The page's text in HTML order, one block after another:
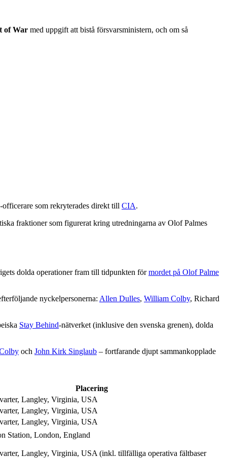
of War med uppgift att bistå försvarsministern, och om så
som rekryterades direkt till CIA.
fraktioner som figurerat kring utredningarna av Olof Palmes
dolda operationer fram till tidpunkten förmordet på Olof Palme
nyckelpersonerna: Allen Dulles, William Colby, Richard
Stay Behind-nätverket (inklusive den svenska grenen), dolda
och John Kirk Singlaub – fortfarande djupt sammankopplade
Placering
Langley, Virginia, USA
Langley, Virginia, USA
Langley, Virginia, USA
Station, London, England
Langley, Virginia, USA (inkl. tillfälliga operativa fältbaser